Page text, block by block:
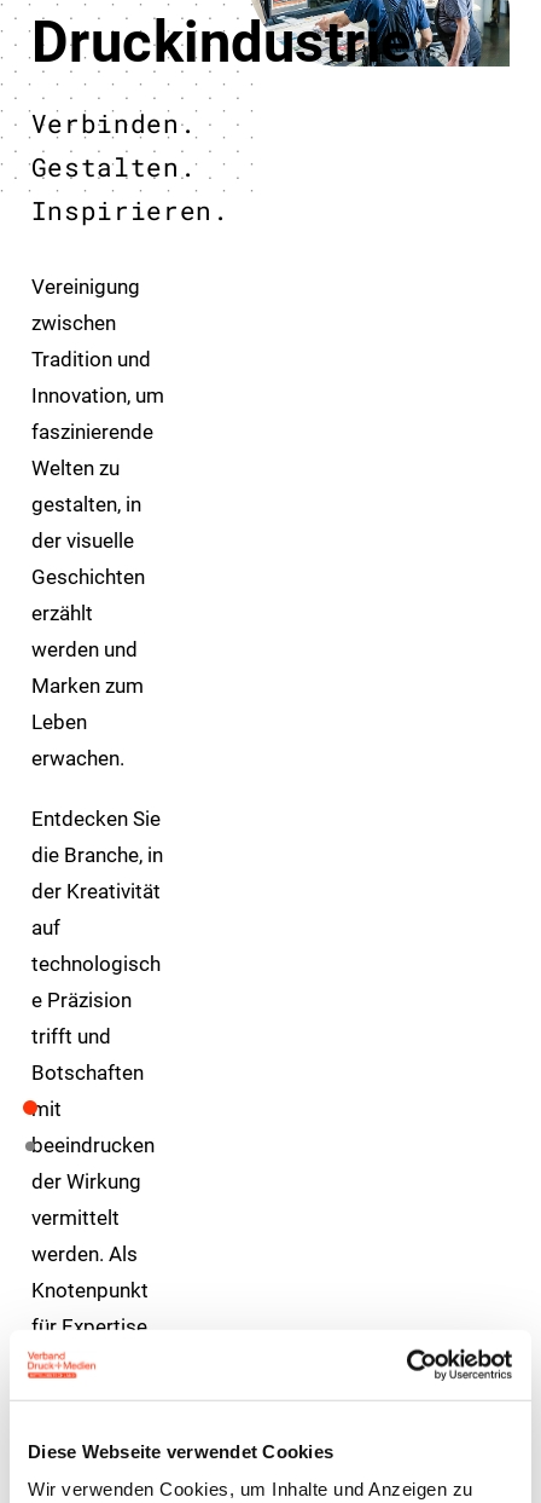
Diese Webseite verwendet Cookies
Wir verwenden Cookies, um Inhalte und Anzeigen zu
Druckindustrie
Verbinden.
Gestalten.
Inspirieren.
Vereinigung
zwischen
Tradition und
Innovation, um
faszinierende
Welten zu
gestalten, in
der visuelle
Geschichten
erzählt
werden und
Marken zum
Leben
erwachen.
Entdecken Sie
die Branche, in
der Kreativität
auf
technologisch
e Präzision
trifft und
Botschaften
mit
beeindrucken
der Wirkung
vermittelt
werden. Als
Knotenpunkt
für Expertise
und
Zusammenarb